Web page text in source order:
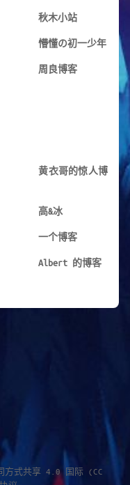
秋木小站
懵懂の初一少年
周良博客
黄衣哥的惊人博
高&冰
一个博客
Albert 的博客
方式共享 4.0 国际 (CC